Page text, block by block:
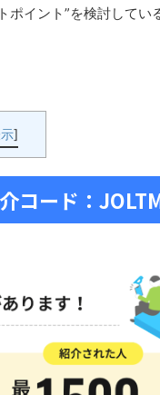
イント”を検討して
]
コード：